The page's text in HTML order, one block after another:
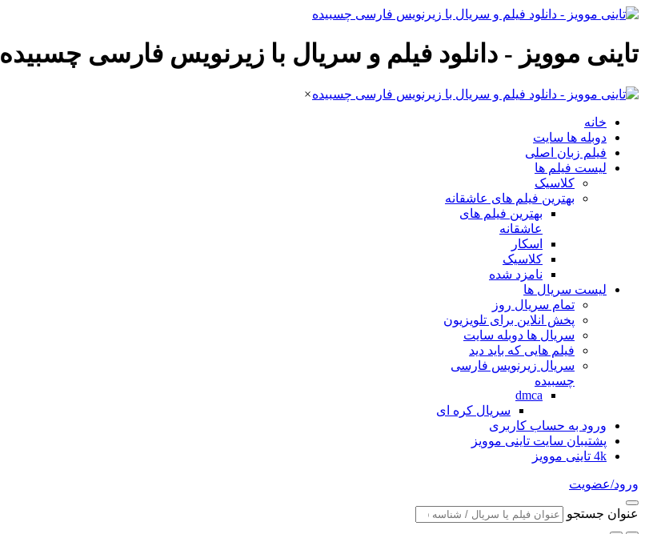
تاینی موویز - دانلود فیلم و سریال با زیرنویس فارسی چسبیده
×
خانه
دوبله ها سایت
فیلم زبان اصلی
لیست فیلم ها
کلاسیک
بهترین فیلم های عاشقانه
بهترین فیلم های
عاشقانه
اسکار
کلاسیک
نامزد شده
لیست سریال ها
تمام سریال روز
پخش انلاین برای تلویزیون
سریال ها دوبله سایت
فیلم هایی که باید دید
سریال زیرنویس فارسی
چسبیده
dmca
سریال کره ای
ورود به حساب کاربری
پشتیبان سایت تاینی موویز
4k تاینی موویز
ورود/عضویت
عنوان جستجو